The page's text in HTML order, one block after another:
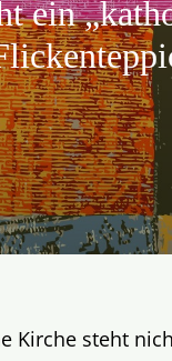
ein
Kirche steht